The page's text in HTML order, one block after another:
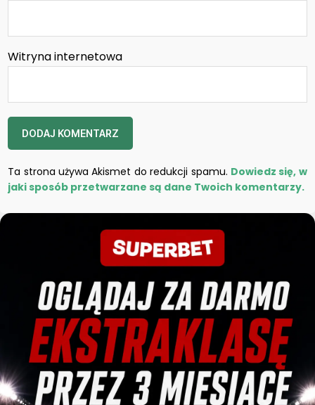
Witryna internetowa
Ta strona używa Akismet do redukcji spamu. Dowiedz się, w
jaki sposób przetwarzane są dane Twoich komentarzy.